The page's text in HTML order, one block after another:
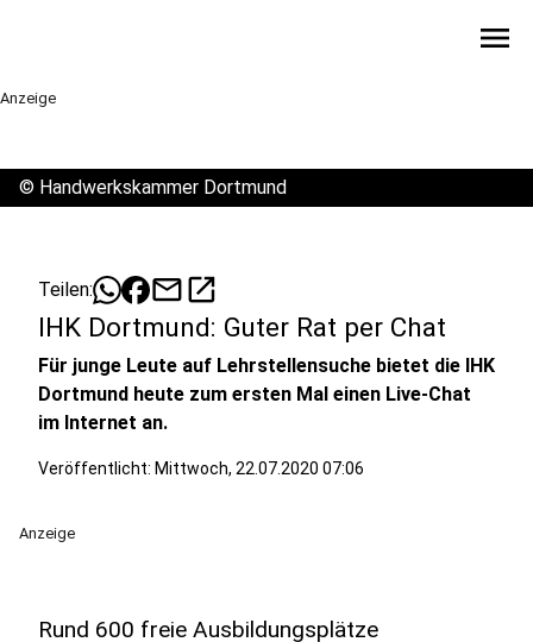
menu
Anzeige
© Handwerkskammer Dortmund
Teilen: mailopen_in_new
IHK Dortmund: Guter Rat per Chat
Für junge Leute auf Lehrstellensuche bietet die IHK
Dortmund heute zum ersten Mal einen Live-Chat
im Internet an.
Veröffentlicht: Mittwoch, 22.07.2020 07:06
Anzeige
Rund 600 freie Ausbildungsplätze